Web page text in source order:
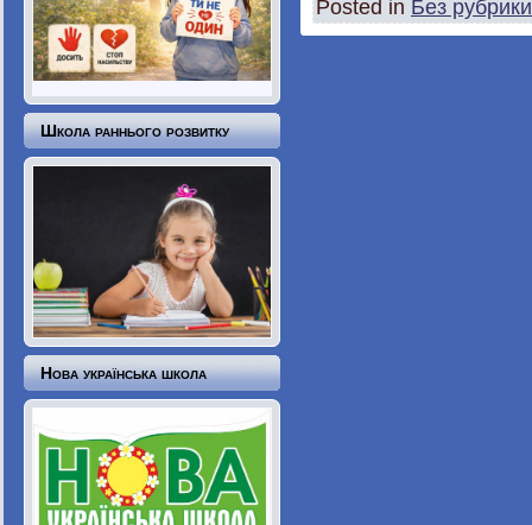
Школа раннього розвитку
Нова українська школа
Posted in Без рубрики